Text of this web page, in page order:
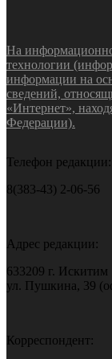
На
технологии
информации на
сведений,
«Интернет»,
Федерации).
Телефон редакции:
8(383-43) 2-06-56
Адрес редакции:
633209 г. Искитим
ул. Пушкина, 39
Корреспондент: